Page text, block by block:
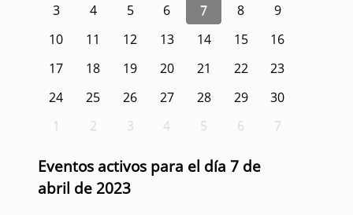
3
4 5 6 7 8
9
10
11 12 13 14 15
16
17
18 19 20 21 22
23
24
25 26 27 28 29
30
1
2 3 4 5 6 7
Eventos activos para el día 7 de
abril de 2023